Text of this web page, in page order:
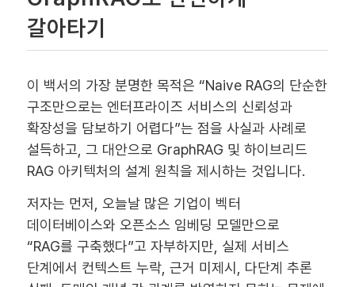
갈아타기
이 백서의 가장 분명한 목적은 “Naive RAG의 단순한
구조만으로는 엔터프라이즈 서비스의 신뢰성과
확장성을 담보하기 어렵다”는 점을 사실과 사례로
설득하고, 그 대안으로 GraphRAG 및 하이브리드
RAG 아키텍처의 설계 원칙을 제시하는 것입니다.
저자는 먼저, 오늘날 많은 기업이 벡터
데이터베이스와 오픈소스 임베딩 모델만으로
“RAG를 구축했다”고 자부하지만, 실제 서비스
단계에서 컨텍스트 누락, 근거 미제시, 다단계 추론